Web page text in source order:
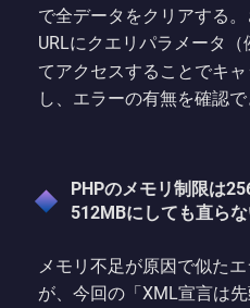
で全データをクリアする
URLにクエリパラメータ（
てアクセスすることでキ
し、エラーの有無を確認で
PHPのメモリ制限は
512MBにしても直ら
メモリ不足が原因で似た
が、今回の「XML宣言は